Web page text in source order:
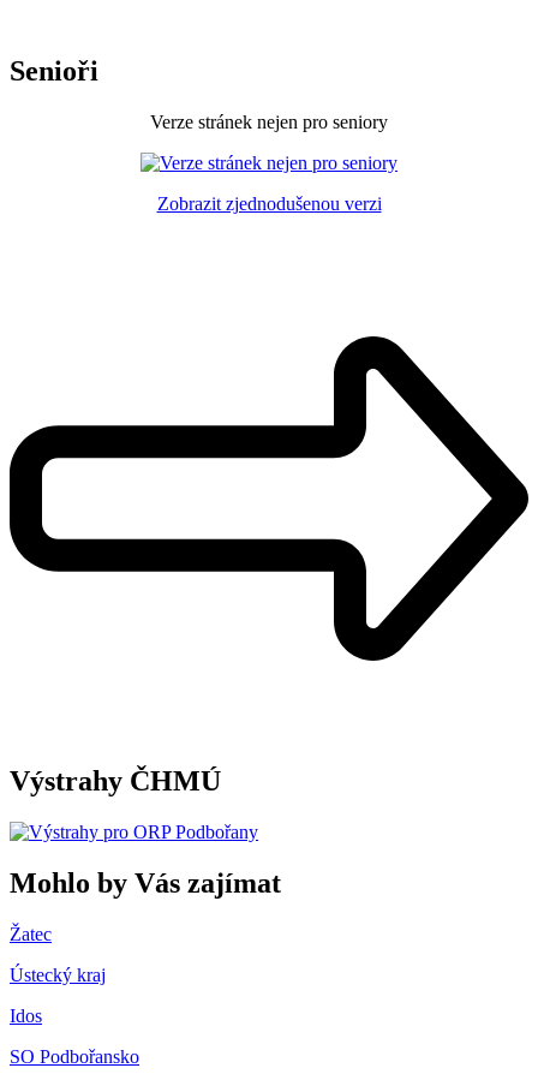
Senioři
Verze stránek nejen pro seniory
Zobrazit zjednodušenou verzi
Výstrahy ČHMÚ
Mohlo by Vás zajímat
Žatec
Ústecký kraj
Idos
SO Podbořansko